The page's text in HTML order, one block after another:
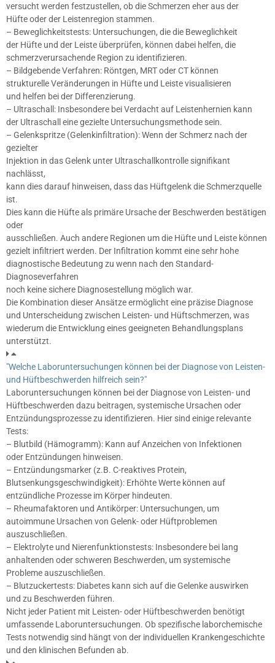
versucht werden festzustellen, ob die Schmerzen eher aus der
Hüfte oder der Leistenregion stammen.
– Beweglichkeitstests: Untersuchungen, die die Beweglichkeit
der Hüfte und der Leiste überprüfen, können dabei helfen, die
schmerzverursachende Region zu identifizieren.
– Bildgebende Verfahren: Röntgen, MRT oder CT können
strukturelle Veränderungen in Hüfte und Leiste visualisieren
und helfen bei der Differenzierung.
– Ultraschall: Insbesondere bei Verdacht auf Leistenhernien kann
der Ultraschall eine gezielte Untersuchungsmethode sein.
– Gelenkspritze (Gelenkinfiltration): Wenn der Schmerz nach der
gezielter
Injektion in das Gelenk unter Ultraschallkontrolle signifikant
nachlässt,
kann dies darauf hinweisen, dass das Hüftgelenk die Schmerzquelle
ist.
Dies kann die Hüfte als primäre Ursache der Beschwerden bestätigen
oder
ausschließen. Auch andere Regionen um die Hüfte und Leiste können
gezielt infiltriert werden. Der Infiltration kommt eine sehr hohe
diagnostische Bedeutung zu wenn nach den Standard-
Diagnoseverfahren
noch keine sichere Diagnosestellung möglich war.
Die Kombination dieser Ansätze ermöglicht eine präzise Diagnose
und Unterscheidung zwischen Leisten- und Hüftschmerzen, was
wiederum die Entwicklung eines geeigneten Behandlungsplans
unterstützt.
"Welche Laboruntersuchungen können bei der Diagnose von Leisten-
und Hüftbeschwerden hilfreich sein?"
Laboruntersuchungen können bei der Diagnose von Leisten- und
Hüftbeschwerden dazu beitragen, systemische Ursachen oder
Entzündungsprozesse zu identifizieren. Hier sind einige relevante
Tests:
– Blutbild (Hämogramm): Kann auf Anzeichen von Infektionen
oder Entzündungen hinweisen.
– Entzündungsmarker (z.B. C-reaktives Protein,
Blutsenkungsgeschwindigkeit): Erhöhte Werte können auf
entzündliche Prozesse im Körper hindeuten.
– Rheumafaktoren und Antikörper: Untersuchungen, um
autoimmune Ursachen von Gelenk- oder Hüftproblemen
auszuschließen.
– Elektrolyte und Nierenfunktionstests: Insbesondere bei lang
anhaltenden oder schweren Beschwerden, um systemische
Probleme auszuschließen.
– Blutzuckertests: Diabetes kann sich auf die Gelenke auswirken
und zu Beschwerden führen.
Nicht jeder Patient mit Leisten- oder Hüftbeschwerden benötigt
umfassende Laboruntersuchungen. Ob spezifische laborchemische
Tests notwendig sind hängt von der individuellen Krankengeschichte
und den klinischen Befunden ab.